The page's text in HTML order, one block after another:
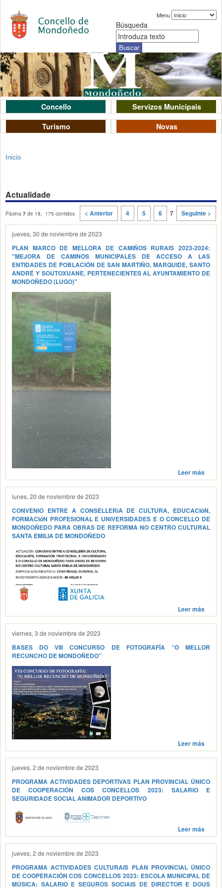
Menu
Búsqueda
Concello
Servizos Municipais
Turismo
Novas
Inicio
Actualidade
Páxina 7 de 18, 175 contidos < Anterior 4 5 6 7 Seguinte >
jueves, 30 de noviembre de 2023
PLAN MARCO DE MELLORA DE CAMIÑOS RURAIS 2023-2024:
"MEJORA DE CAMINOS MUNICIPALES DE ACCESO A LAS
ENTIDADES DE POBLACIÓN DE SAN MARTIÑO, MARQUIDE, SANTO
ANDRÉ Y SOUTOXUANE, PERTENECIENTES AL AYUNTAMIENTO DE
MONDOÑEDO (LUGO)"
Leer más
lunes, 20 de noviembre de 2023
CONVENIO ENTRE A CONSELLERíA DE CULTURA, EDUCACIóN,
FORMACIóN PROFESIONAL E UNIVERSIDADES E O CONCELLO DE
MONDOÑEDO PARA OBRAS DE REFORMA NO CENTRO CULTURAL
SANTA EMILIA DE MONDOÑEDO
Leer más
viernes, 3 de noviembre de 2023
BASES DO VIII CONCURSO DE FOTOGRAFÍA “O MELLOR
RECUNCHO DE MONDOÑEDO”
Leer más
jueves, 2 de noviembre de 2023
PROGRAMA ACTIVIDADES DEPORTIVAS PLAN PROVINCIAL ÚNICO
DE COOPERACIÓN COS CONCELLOS 2023: SALARIO E
SEGURIDADE SOCIAL ANIMADOR DEPORTIVO
Leer más
jueves, 2 de noviembre de 2023
PROGRAMA ACTIVIDADES CULTURAIS PLAN PROVINCIAL ÚNICO
DE COOPERACIÓN COS CONCELLOS 2023: ESCOLA MUNICIPAL DE
MÚSICA: SALARIO E SEGUROS SOCIAIS DE DIRECTOR E DOUS